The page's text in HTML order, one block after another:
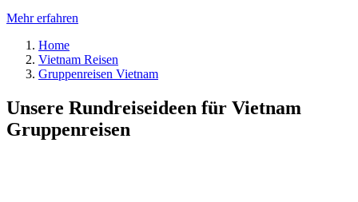
Mehr erfahren
Home
Vietnam Reisen
Gruppenreisen Vietnam
Unsere Rundreiseideen für Vietnam
Gruppenreisen